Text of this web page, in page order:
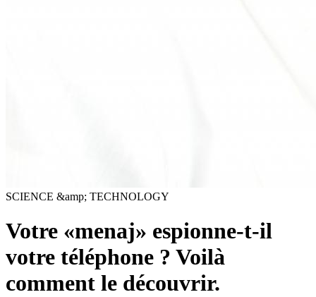
SCIENCE &amp; TECHNOLOGY
Votre «menaj» espionne-t-il
votre téléphone ? Voilà
comment le découvrir.